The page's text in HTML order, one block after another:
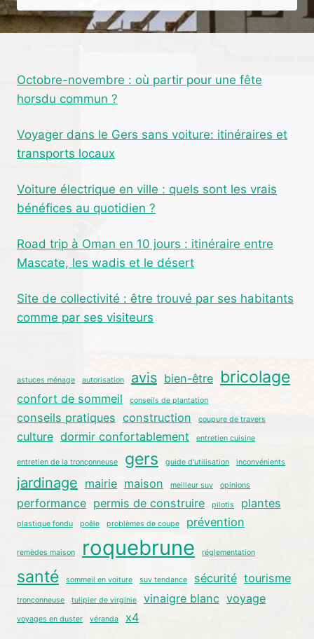
LES
YEUX
POUR
LA
Octobre-novembre : où partir pour une fête
horsdu commun ?
Voyager dans le Gers sans voiture: itinéraires et
transports locaux
Voiture électrique en ville : quels sont les vrais
bénéfices au quotidien ?
Road trip à Oman en 10 jours : itinéraire entre
Mascate, les wadis et le désert
Site de collectivité : être trouvé par ses habitants
comme par ses visiteurs
astuces ménage autorisation avis bien-être bricolage
confort de sommeil conseils de plantation
conseils pratiques construction coupure de travers
culture dormir confortablement entretien cuisine
entretien de la tronçonneuse gers guide d'utilisation inconvénients
jardinage mairie maison meilleur suv opinions
performance permis de construire pilotis plantes
plastique fondu poêle problèmes de coupe prévention
remèdes maison roquebrune réglementation
santé sommeil en voiture suv tendance sécurité tourisme
tronçonneuse tulipier de virginie vinaigre blanc voyage
voyages en duster véranda x4